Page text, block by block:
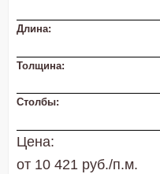
Длина:
Толщина:
Столбы:
Цена:
от 10 421 руб./п.м.